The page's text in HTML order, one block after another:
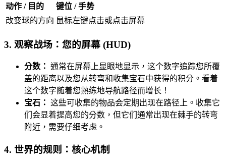
动作 / 目的
键位 / 手势
改变球的方向 鼠标左键点击或点击屏幕
3. 观察战场：您的屏幕 (HUD)
分数： 通常在屏幕上显眼地显示，这个数字追踪您所覆
盖的距离以及您从转弯和收集宝石中获得的积分。看着
这个数字随着您熟练地导航路径而增长！
宝石： 这些可收集的物品会定期出现在路径上。收集它
们会显着提高您的分数，但它们通常出现在棘手的转弯
附近，需要仔细考虑。
4. 世界的规则：核心机制